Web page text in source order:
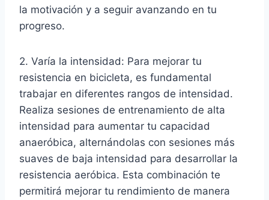
la motivación y a seguir avanzando en tu
progreso.
2. Varía la intensidad: Para mejorar tu
resistencia en bicicleta, es fundamental
trabajar en diferentes rangos de intensidad.
Realiza sesiones de entrenamiento de alta
intensidad para aumentar tu capacidad
anaeróbica, alternándolas con sesiones más
suaves de baja intensidad para desarrollar la
resistencia aeróbica. Esta combinación te
permitirá mejorar tu rendimiento de manera